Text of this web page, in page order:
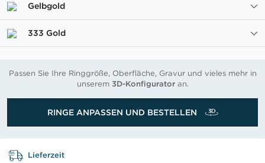
Gelbgold
333 Gold
Passen Sie Ihre Ringgröße, Oberfläche, Gravur und vieles mehr in
unserem 3D-Konfiguratoran.
RINGE ANPASSEN UND BESTELLEN
Lieferzeit